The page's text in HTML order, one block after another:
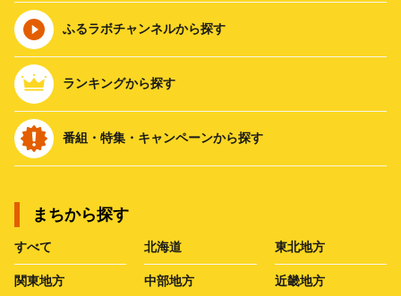
ふるラボチャンネルから探す
ランキングから探す
番組・特集・キャンペーンから探す
まちから探す
すべて 北海道 東北地方
関東地方 中部地方 近畿地方